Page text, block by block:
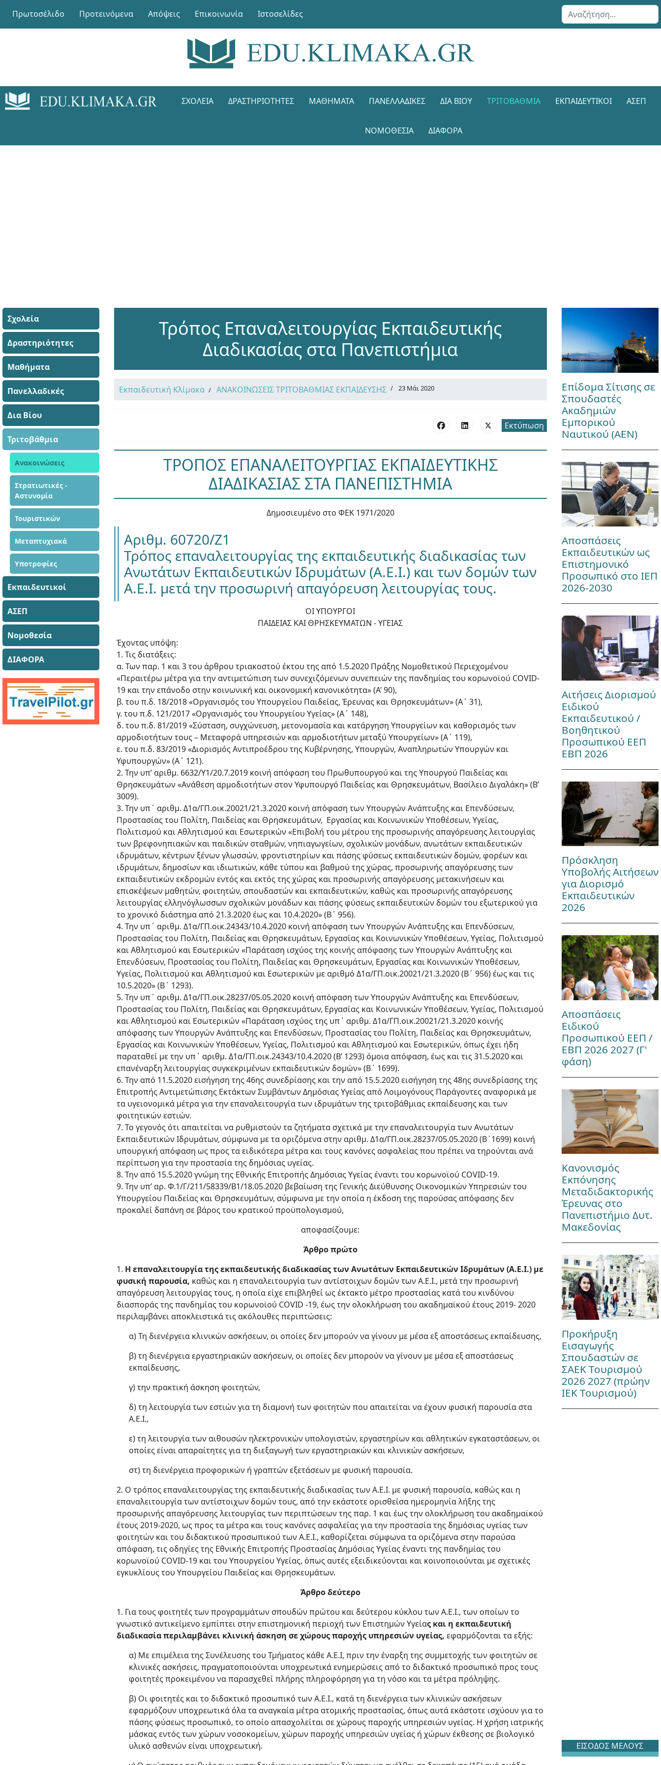
Πρωτοσέλιδο Προτεινόμενα Απόψεις Επικοινωνία Ιστοσελίδες Αναζήτηση...
ΣΧΟΛΕΊΑ ΔΡΑΣΤΗΡΙΌΤΗΤΕΣ ΜΑΘΉΜΑΤΑ ΠΑΝΕΛΛΑΔΙΚΈΣ ΔΙΑ ΒΊΟΥ ΤΡΙΤΟΒΆΘΜΙΑ ΕΚΠΑΙΔΕΥΤΙΚΟΊ ΑΣΕΠ
ΝΟΜΟΘΕΣΊΑ ΔΙΑΦΟΡΑ
Σχολεία
Δραστηριότητες
Μαθήματα
Πανελλαδικές
Δια Βίου
Τριτοβάθμια
Ανακοινώσεις
Στρατιωτικές -
Αστυνομία
Τουριστικών
Μεταπτυχιακά
Υποτροφίες
Εκπαιδευτικοί
ΑΣΕΠ
Νομοθεσία
ΔΙΑΦΟΡΑ
Τρόπος Επαναλειτουργίας Εκπαιδευτικής
Διαδικασίας στα Πανεπιστήμια
Εκπαιδευτική Κλίμακα ΑΝΑΚΟΙΝΩΣΕΙΣ ΤΡΙΤΟΒΑΘΜΙΑΣ ΕΚΠΑΙΔΕΥΣΗΣ 23 Μάι 2020
Εκτύπωση
ΤΡΟΠΟΣ ΕΠΑΝΑΛΕΙΤΟΥΡΓΙΑΣ ΕΚΠΑΙΔΕΥΤΙΚΗΣ
ΔΙΑΔΙΚΑΣΙΑΣ ΣΤΑ ΠΑΝΕΠΙΣΤΗΜΙΑ
Δημοσιευμένο στο ΦΕΚ 1971/2020
Αριθμ. 60720/Ζ1
Τρόπος επαναλειτουργίας της εκπαιδευτικής διαδικασίας των
Ανωτάτων Εκπαιδευτικών Ιδρυμάτων (Α.Ε.Ι.) και των δομών των
Α.Ε.Ι. μετά την προσωρινή απαγόρευση λειτουργίας τους.
ΟΙ ΥΠΟΥΡΓΟΙ
ΠΑΙΔΕΙΑΣ ΚΑΙ ΘΡΗΣΚΕΥΜΑΤΩΝ - ΥΓΕΙΑΣ
Έχοντας υπόψη:
1. Τις διατάξεις:
α. Των παρ. 1 και 3 του άρθρου τριακοστού έκτου της από 1.5.2020 Πράξης Νομοθετικού Περιεχομένου
«Περαιτέρω μέτρα για την αντιμετώπιση των συνεχιζόμενων συνεπειών της πανδημίας του κορωνοϊού COVID-
19 και την επάνοδο στην κοινωνική και οικονομική κανονικότητα» (Α’ 90),
β. του π.δ. 18/2018 «Οργανισμός του Υπουργείου Παιδείας, Έρευνας και Θρησκευμάτων» (Α΄ 31),
γ. του π.δ. 121/2017 «Οργανισμός του Υπουργείου Υγείας» (Α΄ 148),
δ. του π.δ. 81/2019 «Σύσταση, συγχώνευση, μετονομασία και κατάργηση Υπουργείων και καθορισμός των
αρμοδιοτήτων τους – Μεταφορά υπηρεσιών και αρμοδιοτήτων μεταξύ Υπουργείων» (Α΄ 119),
ε. του π.δ. 83/2019 «Διορισμός Αντιπροέδρου της Κυβέρνησης, Υπουργών, Αναπληρωτών Υπουργών και
Υφυπουργών» (Α΄ 121).
2. Την υπ’ αριθμ. 6632/Υ1/20.7.2019 κοινή απόφαση του Πρωθυπουργού και της Υπουργού Παιδείας και
Θρησκευμάτων «Ανάθεση αρμοδιοτήτων στoν Υφυπουργό Παιδείας και Θρησκευμάτων, Βασίλειο Διγαλάκη» (Β’
3009).
3. Την υπ΄ αριθμ. Δ1α/ΓΠ.οικ.20021/21.3.2020 κοινή απόφαση των Υπουργών Ανάπτυξης και Επενδύσεων,
Προστασίας του Πολίτη, Παιδείας και Θρησκευμάτων, Εργασίας και Κοινωνικών Υποθέσεων, Υγείας,
Πολιτισμού και Αθλητισμού και Εσωτερικών «Επιβολή του μέτρου της προσωρινής απαγόρευσης λειτουργίας
των βρεφονηπιακών και παιδικών σταθμών, νηπιαγωγείων, σχολικών μονάδων, ανωτάτων εκπαιδευτικών
ιδρυμάτων, κέντρων ξένων γλωσσών, φροντιστηρίων και πάσης φύσεως εκπαιδευτικών δομών, φορέων και
ιδρυμάτων, δημοσίων και ιδιωτικών, κάθε τύπου και βαθμού της χώρας, προσωρινής απαγόρευσης των
εκπαιδευτικών εκδρομών εντός και εκτός της χώρας και προσωρινής απαγόρευσης μετακινήσεων και
επισκέψεων μαθητών, φοιτητών, σπουδαστών και εκπαιδευτικών, καθώς και προσωρινής απαγόρευσης
λειτουργίας ελληνόγλωσσων σχολικών μονάδων και πάσης φύσεως εκπαιδευτικών δομών του εξωτερικού για
το χρονικό διάστημα από 21.3.2020 έως και 10.4.2020» (Β΄ 956).
4. Την υπ΄ αριθμ. Δ1α/ΓΠ.οικ.24343/10.4.2020 κοινή απόφαση των Υπουργών Ανάπτυξης και Επενδύσεων,
Προστασίας του Πολίτη, Παιδείας και Θρησκευμάτων, Εργασίας και Κοινωνικών Υποθέσεων, Υγείας, Πολιτισμού
και Αθλητισμού και Εσωτερικών «Παράταση ισχύος της κοινής απόφασης των Υπουργών Ανάπτυξης και
Επενδύσεων, Προστασίας του Πολίτη, Παιδείας και Θρησκευμάτων, Εργασίας και Κοινωνικών Υποθέσεων,
Υγείας, Πολιτισμού και Αθλητισμού και Εσωτερικών με αριθμό Δ1α/ΓΠ.οικ.20021/21.3.2020 (Β΄ 956) έως και τις
10.5.2020» (Β΄ 1293).
5. Την υπ΄ αριθμ. Δ1α/ΓΠ.οικ.28237/05.05.2020 κοινή απόφαση των Υπουργών Ανάπτυξης και Επενδύσεων,
Προστασίας του Πολίτη, Παιδείας και Θρησκευμάτων, Εργασίας και Κοινωνικών Υποθέσεων, Υγείας, Πολιτισμού
και Αθλητισμού και Εσωτερικών «Παράταση ισχύος της υπ΄ αριθμ. Δ1α/ΓΠ.οικ.20021/21.3.2020 κοινής
απόφασης των Υπουργών Ανάπτυξης και Επενδύσεων, Προστασίας του Πολίτη, Παιδείας και Θρησκευμάτων,
Εργασίας και Κοινωνικών Υποθέσεων, Υγείας, Πολιτισμού και Αθλητισμού και Εσωτερικών, όπως έχει ήδη
παραταθεί με την υπ΄ αριθμ. Δ1α/ΓΠ.οικ.24343/10.4.2020 (B’ 1293) όμοια απόφαση, έως και τις 31.5.2020 και
επανέναρξη λειτουργίας συγκεκριμένων εκπαιδευτικών δομών» (Β΄ 1699).
6. Την από 11.5.2020 εισήγηση της 46ης συνεδρίασης και την από 15.5.2020 εισήγηση της 48ης συνεδρίασης της
Επιτροπής Αντιμετώπισης Εκτάκτων Συμβάντων Δημόσιας Υγείας από Λοιμογόνους Παράγοντες αναφορικά με
τα υγειονομικά μέτρα για την επαναλειτουργία των ιδρυμάτων της τριτοβάθμιας εκπαίδευσης και των
φοιτητικών εστιών.
7. Το γεγονός ότι απαιτείται να ρυθμιστούν τα ζητήματα σχετικά με την επαναλειτουργία των Ανωτάτων
Εκπαιδευτικών Ιδρυμάτων, σύμφωνα με τα οριζόμενα στην αριθμ. Δ1α/ΓΠ.οικ.28237/05.05.2020 (Β΄1699) κοινή
υπουργική απόφαση ως προς τα ειδικότερα μέτρα και τους κανόνες ασφαλείας που πρέπει να τηρούνται ανά
περίπτωση για την προστασία της δημόσιας υγείας.
8. Την από 15.5.2020 γνώμη της Εθνικής Επιτροπής Δημόσιας Υγείας έναντι του κορωνοϊού COVID-19.
9. Την υπ’ αρ. Φ.1/Γ/211/58339/B1/18.05.2020 βεβαίωση της Γενικής Διεύθυνσης Οικονομικών Υπηρεσιών του
Υπουργείου Παιδείας και Θρησκευμάτων, σύμφωνα με την οποία η έκδοση της παρούσας απόφασης δεν
προκαλεί δαπάνη σε βάρος του κρατικού προϋπολογισμού,
αποφασίζουμε:
Άρθρο πρώτο
1. Η επαναλειτουργία της εκπαιδευτικής διαδικασίας των Ανωτάτων Εκπαιδευτικών Ιδρυμάτων (Α.Ε.Ι.) με
φυσική παρουσία, καθώς και η επαναλειτουργία των αντίστοιχων δομών των Α.Ε.Ι., μετά την προσωρινή
απαγόρευση λειτουργίας τους, η οποία είχε επιβληθεί ως έκτακτο μέτρο προστασίας κατά του κινδύνου
διασποράς της πανδημίας του κορωνοϊού COVID -19, έως την ολοκλήρωση του ακαδημαϊκού έτους 2019- 2020
περιλαμβάνει αποκλειστικά τις ακόλουθες περιπτώσεις:
α) Τη διενέργεια κλινικών ασκήσεων, οι οποίες δεν μπορούν να γίνουν με μέσα εξ αποστάσεως εκπαίδευσης,
β) τη διενέργεια εργαστηριακών ασκήσεων, οι οποίες δεν μπορούν να γίνουν με μέσα εξ αποστάσεως
εκπαίδευσης,
γ) την πρακτική άσκηση φοιτητών,
δ) τη λειτουργία των εστιών για τη διαμονή των φοιτητών που απαιτείται να έχουν φυσική παρουσία στα
Α.Ε.Ι.,
ε) τη λειτουργία των αιθουσών ηλεκτρονικών υπολογιστών, εργαστηρίων και αθλητικών εγκαταστάσεων, οι
οποίες είναι απαραίτητες για τη διεξαγωγή των εργαστηριακών και κλινικών ασκήσεων,
στ) τη διενέργεια προφορικών ή γραπτών εξετάσεων με φυσική παρουσία.
2. Ο τρόπος επαναλειτουργίας της εκπαιδευτικής διαδικασίας των Α.Ε.Ι. με φυσική παρουσία, καθώς και η
επαναλειτουργία των αντίστοιχων δομών τους, από την εκάστοτε ορισθείσα ημερομηνία λήξης της
προσωρινής απαγόρευσης λειτουργίας των περιπτώσεων της παρ. 1 και έως την ολοκλήρωση του ακαδημαϊκού
έτους 2019-2020, ως προς τα μέτρα και τους κανόνες ασφαλείας για την προστασία της δημόσιας υγείας των
φοιτητών και του διδακτικού προσωπικού των Α.Ε.Ι., καθορίζεται σύμφωνα τα οριζόμενα στην παρούσα
απόφαση, τις οδηγίες της Εθνικής Επιτροπής Προστασίας Δημόσιας Υγείας έναντι της πανδημίας του
κορωνοϊού COVID-19 και του Υπουργείου Υγείας, όπως αυτές εξειδικεύονται και κοινοποιούνται με σχετικές
εγκυκλίους του Υπουργείου Παιδείας και Θρησκευμάτων.
Άρθρο δεύτερο
1. Για τους φοιτητές των προγραμμάτων σπουδών πρώτου και δεύτερου κύκλου των Α.Ε.Ι., των οποίων το
γνωστικό αντικείμενο εμπίπτει στην επιστημονική περιοχή των Επιστημών Υγείας και η εκπαιδευτική
διαδικασία περιλαμβάνει κλινική άσκηση σε χώρους παροχής υπηρεσιών υγείας, εφαρμόζονται τα εξής:
α) Με επιμέλεια της Συνέλευσης του Τμήματος κάθε Α.Ε.Ι, πριν την έναρξη της συμμετοχής των φοιτητών σε
κλινικές ασκήσεις, πραγματοποιούνται υποχρεωτικά ενημερώσεις από το διδακτικό προσωπικό προς τους
φοιτητές προκειμένου να παρασχεθεί πλήρης πληροφόρηση για τη νόσο και τα μέτρα πρόληψης.
β) Οι φοιτητές και το διδακτικό προσωπικό των Α.Ε.Ι., κατά τη διενέργεια των κλινικών ασκήσεων
εφαρμόζουν υποχρεωτικά όλα τα αναγκαία μέτρα ατομικής προστασίας, όπως αυτά εκάστοτε ισχύουν για το
πάσης φύσεως προσωπικό, το οποίο απασχολείται σε χώρους παροχής υπηρεσιών υγείας. Η χρήση ιατρικής
μάσκας εντός των χώρων νοσοκομείων, χώρων παροχής υπηρεσιών υγείας ή χώρων έκθεσης σε βιολογικό
υλικό ασθενών είναι υποχρεωτική.
Επίδομα Σίτισης σε
Σπουδαστές
Ακαδημιών
Εμπορικού
Ναυτικού (ΑΕΝ)
Αποσπάσεις
Εκπαιδευτικών ως
Επιστημονικό
Προσωπικό στο ΙΕΠ
2026-2030
Αιτήσεις Διορισμού
Ειδικού
Εκπαιδευτικού /
Βοηθητικού
Προσωπικού ΕΕΠ
ΕΒΠ 2026
Πρόσκληση
Υποβολής Αιτήσεων
για Διορισμό
Εκπαιδευτικών
2026
Αποσπάσεις
Ειδικού
Προσωπικού ΕΕΠ /
ΕΒΠ 2026 2027 (Γ'
φάση)
Κανονισμός
Εκπόνησης
Μεταδιδακτορικής
Έρευνας στο
Πανεπιστήμιο Δυτ.
Μακεδονίας
Προκήρυξη
Εισαγωγής
Σπουδαστών σε
ΣΑΕΚ Τουρισμού
2026 2027 (πρώην
ΙΕΚ Τουρισμού)
ΕΙΣΟΔΟΣ ΜΕΛΟΥΣ